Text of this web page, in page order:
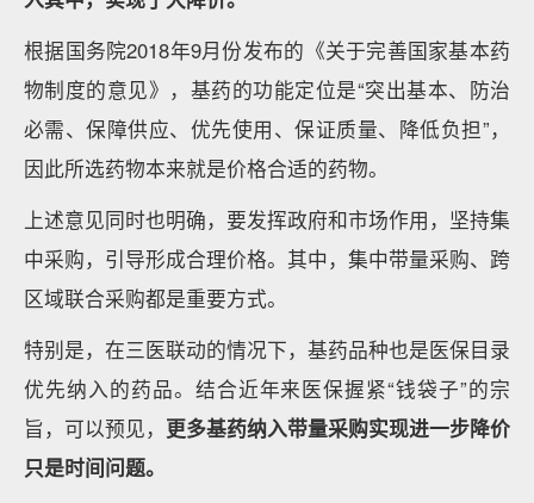
根据国务院2018年9月份发布的《关于完善国家基本药
物制度的意见》，基药的功能定位是“突出基本、防治
必需、保障供应、优先使用、保证质量、降低负担”，
因此所选药物本来就是价格合适的药物。
上述意见同时也明确，要发挥政府和市场作用，坚持集
中采购，引导形成合理价格。其中，集中带量采购、跨
区域联合采购都是重要方式。
特别是，在三医联动的情况下，基药品种也是医保目录
优先纳入的药品。结合近年来医保握紧“钱袋子”的宗
旨，可以预见， 更多基药纳入带量采购实现进一步降价
只是时间问题。